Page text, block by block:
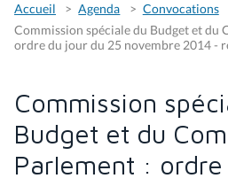
Accueil Agenda
Convocations
Commission spéciale du Budget et du
ordre du jour du 25 novembre 2014 -
Commission
Budget et du
Parlement :